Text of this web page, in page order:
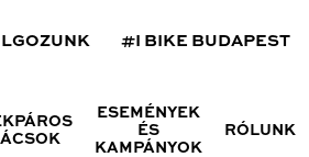
#I BIKE BUDAPEST
ESEMÉNYEK
ÉS
KAMPÁNYOK
RÓLUNK